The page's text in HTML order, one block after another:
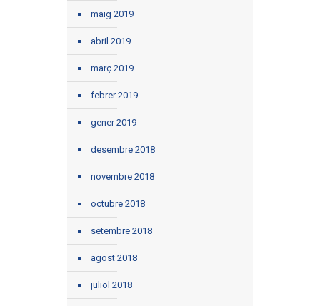
maig 2019
abril 2019
març 2019
febrer 2019
gener 2019
desembre 2018
novembre 2018
octubre 2018
setembre 2018
agost 2018
juliol 2018